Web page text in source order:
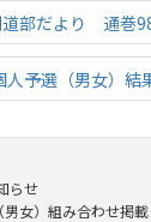
道部だより 通巻
予選（男女）結
らせ
女）組み合わせ掲載